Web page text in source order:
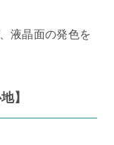
液晶面の発色を
】